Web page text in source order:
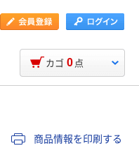
カゴ 0 点
商品情報を印刷する